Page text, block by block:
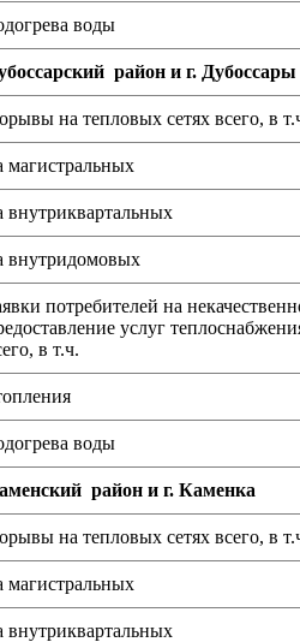
воды
район и г. Дубоссары
на тепловых сетях всего, в
магистральных
внутриквартальных
внутридомовых
потребителей на
услуг
в т.ч.
воды
район и г. Каменка
на тепловых сетях всего, в
магистральных
внутриквартальных